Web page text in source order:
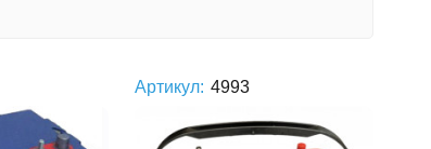
Артикул: 4993